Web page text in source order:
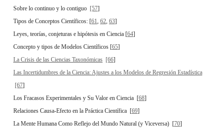
Sobre lo continuo y lo contiguo [57]
Tipos de Conceptos Científicos: [61, 62, 63]
Leyes, teorías, conjeturas e hipótesis en Ciencia [64]
Concepto y tipos de Modelos Científicos [65]
La Crisis de las Ciencias Taxonómicas [66]
Las Incertidumbres de la Ciencia: Ajustes a los Modelos de Regresión Estadística
[67]
Los Fracasos Experimentales y Su Valor en Ciencia [68]
Relaciones Causa-Efecto en la Práctica Científica [69]
La Mente Humana Como Reflejo del Mundo Natural (y Viceversa) [70]